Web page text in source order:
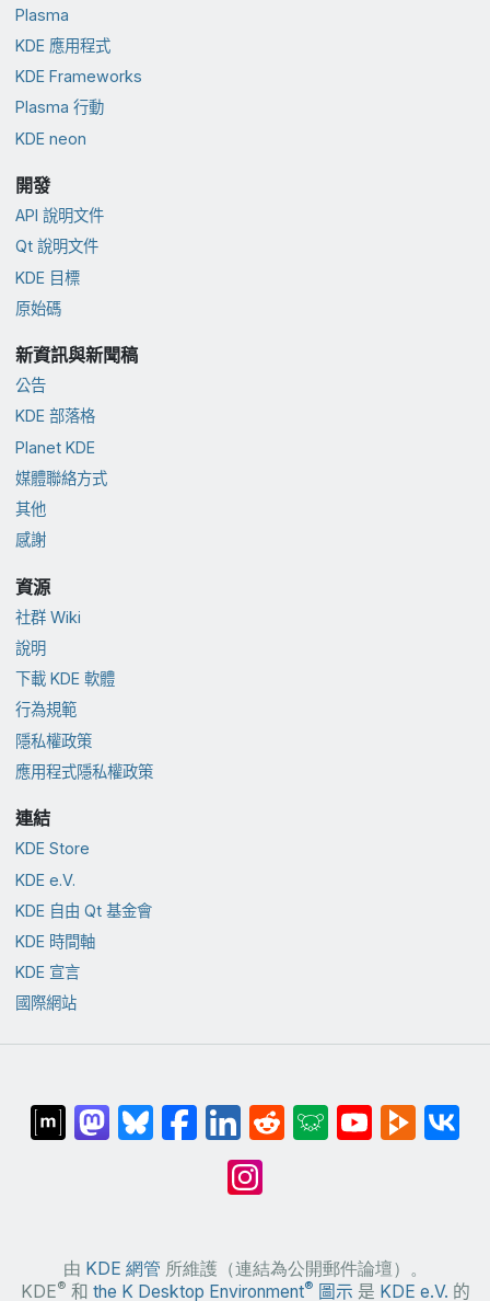
Plasma
KDE 應用程式
KDE Frameworks
Plasma 行動
KDE neon
開發
API 說明文件
Qt 說明文件
KDE 目標
原始碼
新資訊與新聞稿
公告
KDE 部落格
Planet KDE
媒體聯絡方式
其他
感謝
資源
社群 Wiki
說明
下載 KDE 軟體
行為規範
隱私權政策
應用程式隱私權政策
連結
KDE Store
KDE e.V.
KDE 自由 Qt 基金會
KDE 時間軸
KDE 宣言
國際網站
由 KDE 網管 所維護（連結為公開郵件論壇）。
KDE® 和 the K Desktop Environment® 圖示 是 KDE e.V. 的